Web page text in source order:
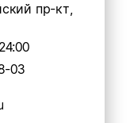
пр-кт,
03